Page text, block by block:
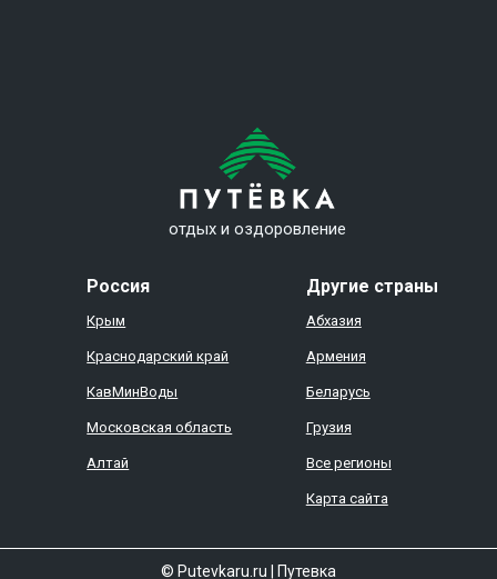
отдых и оздоровление
Россия
Крым
Краснодарский край
КавМинВоды
Московская область
Алтай
Другие страны
Абхазия
Армения
Беларусь
Грузия
Все регионы
Карта сайта
© Putevkaru.ru Путевка